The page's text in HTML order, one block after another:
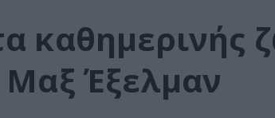
καθημερινής
Μαξ Έξελμαν